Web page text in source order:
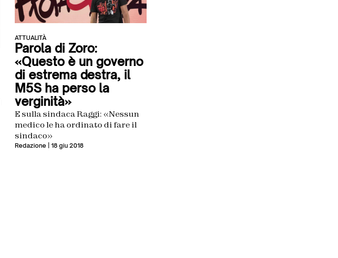
ATTUALITÀ
Parola di Zoro:
«Questo è un governo
di estrema destra, il
M5S ha perso la
verginità»
E sulla sindaca Raggi: «Nessun
medico le ha ordinato di fare il
sindaco»
Redazione | 18 giu 2018